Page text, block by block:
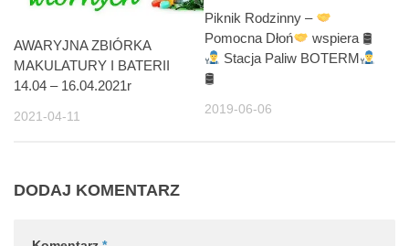
AWARYJNA ZBIÓRKA
MAKULATURY I BATERII
14.04 – 16.04.2021r
2021-04-11
Piknik Rodzinny –
Pomocna Dłoń
wspiera 🛢
Stacja Paliw BOTERM
🛢
2019-06-06
DODAJ KOMENTARZ